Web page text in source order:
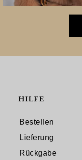
HILFE
Bestellen
Lieferung
Rückgabe